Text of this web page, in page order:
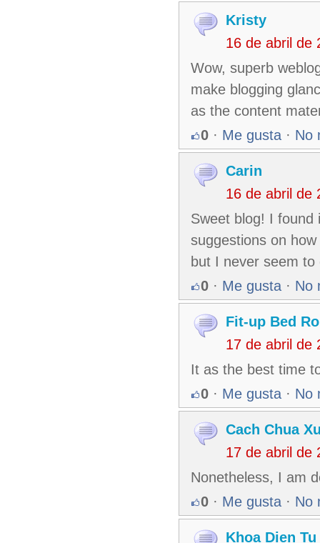
Kristy
16 de abril de
Wow, superb
make blogging
as the content
0 · Me gusta · No
Carin
16 de abril de
Sweet blog! I found
suggestions on
but I never seem
0 · Me gusta · No
Fit-up Bed
17 de abril de
It as the best time
0 · Me gusta · No
Cach Chua
17 de abril de
Nonetheless, I am
0 · Me gusta · No
Khoa Dien Tu